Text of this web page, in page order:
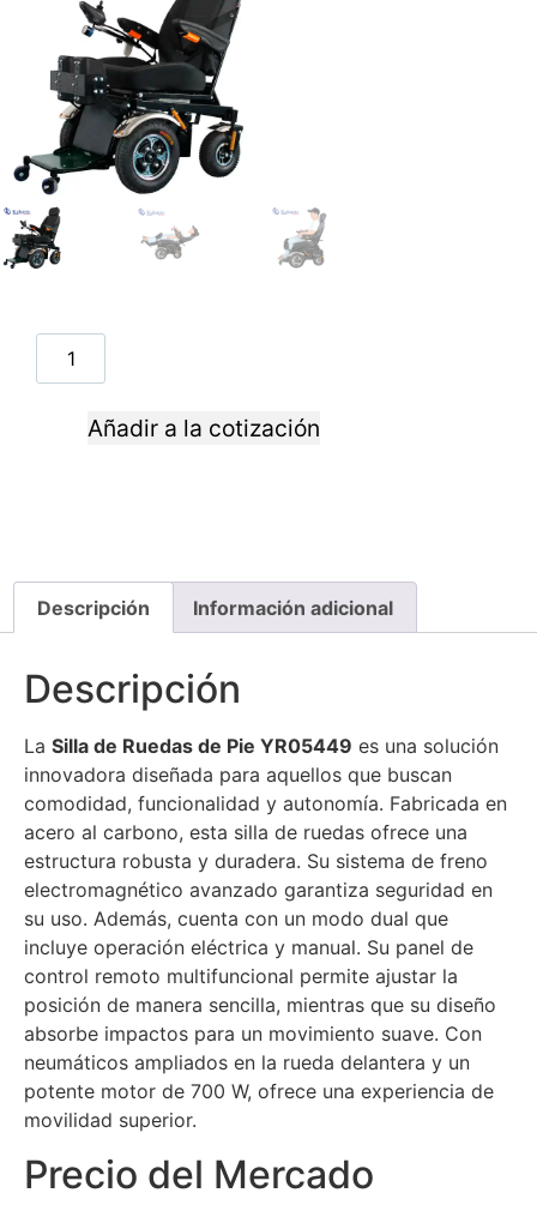
Añadir a la cotización
Descripción Información adicional
Descripción
La Silla de Ruedas de Pie YR05449 es una solución
innovadora diseñada para aquellos que buscan
comodidad, funcionalidad y autonomía. Fabricada en
acero al carbono, esta silla de ruedas ofrece una
estructura robusta y duradera. Su sistema de freno
electromagnético avanzado garantiza seguridad en
su uso. Además, cuenta con un modo dual que
incluye operación eléctrica y manual. Su panel de
control remoto multifuncional permite ajustar la
posición de manera sencilla, mientras que su diseño
absorbe impactos para un movimiento suave. Con
neumáticos ampliados en la rueda delantera y un
potente motor de 700 W, ofrece una experiencia de
movilidad superior.
Precio del Mercado